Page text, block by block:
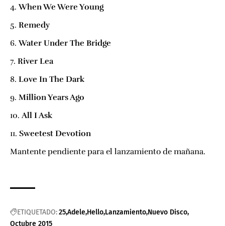
When We Were Young
Remedy
Water Under The Bridge
River Lea
Love In The Dark
Million Years Ago
All I Ask
Sweetest Devotion
Mantente pendiente para el lanzamiento de mañana.
ETIQUETADO:25Adele Hello Lanzamiento Nuevo Disco
Octubre 2015